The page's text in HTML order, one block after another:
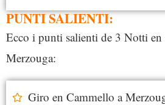
PUNTI SALIENTI:
Ecco i punti salienti de 3 Notti en
Merzouga:
Giro en Cammello a